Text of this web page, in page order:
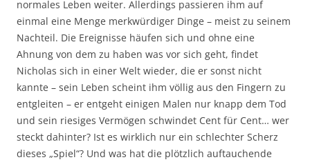
normales Leben weiter. Allerdings passieren ihm auf
einmal eine Menge merkwürdiger Dinge – meist zu seinem
Nachteil. Die Ereignisse häufen sich und ohne eine
Ahnung von dem zu haben was vor sich geht, findet
Nicholas sich in einer Welt wieder, die er sonst nicht
kannte – sein Leben scheint ihm völlig aus den Fingern zu
entgleiten – er entgeht einigen Malen nur knapp dem Tod
und sein riesiges Vermögen schwindet Cent für Cent… wer
steckt dahinter? Ist es wirklich nur ein schlechter Scherz
dieses „Spiel“? Und was hat die plötzlich auftauchende